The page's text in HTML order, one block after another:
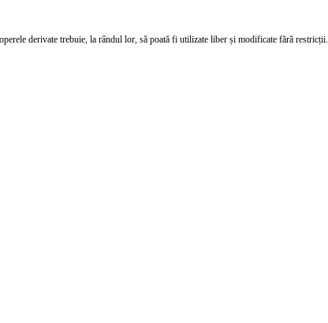
derivate trebuie, la rândul lor, să poată fi utilizate liber și modificate fără restricții.